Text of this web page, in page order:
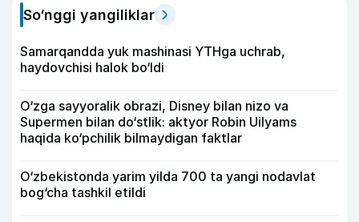
So‘nggi yangiliklar
Samarqandda yuk mashinasi YTHga uchrab,
haydovchisi halok bo‘ldi
O‘zga sayyoralik obrazi, Disney bilan nizo va
Supermen bilan do‘stlik: aktyor Robin Uilyams
haqida ko‘pchilik bilmaydigan faktlar
O‘zbekistonda yarim yilda 700 ta yangi nodavlat
bog‘cha tashkil etildi